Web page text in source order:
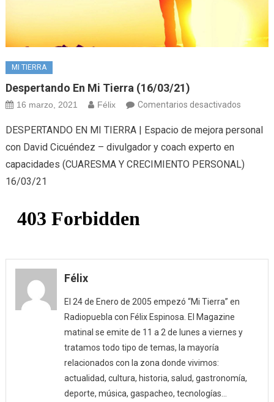
MI TIERRA
Despertando En Mi Tierra (16/03/21)
16 marzo, 2021 Félix Comentarios desactivadosen
en
Tierra
DESPERTANDO EN MI TIERRA | Espacio de mejora personal
con David Cicuéndez – divulgador y coach experto en
capacidades (CUARESMA Y CRECIMIENTO PERSONAL)
16/03/21
Félix
El 24 de Enero de 2005 empezó “Mi Tierra” en
Radiopuebla con Félix Espinosa. El Magazine
matinal se emite de 11 a 2 de lunes a viernes y
tratamos todo tipo de temas, la mayoría
relacionados con la zona donde vivimos:
actualidad, cultura, historia, salud, gastronomía,
deporte, música, gaspacheo, tecnologías…